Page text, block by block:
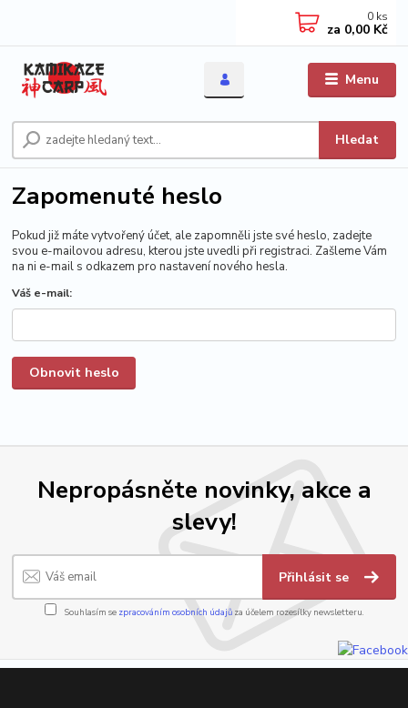
Menu
Hledat
0 ks
za 0,00 Kč
Zapomenuté heslo
Pokud již máte vytvořený účet, ale zapomněli jste své heslo, zadejte
svou e-mailovou adresu, kterou jste uvedli při registraci. Zašleme Vám
na ni e-mail s odkazem pro nastavení nového hesla.
Váš e-mail:
Obnovit heslo
Nepropásněte novinky, akce a
slevy!
Přihlásit se
Souhlasím se zpracováním osobních údajůza účelem rozesílky newsletteru.